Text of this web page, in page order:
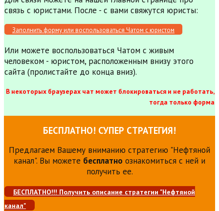
связь с юристами. После - с вами свяжутся юристы:
Заполнить форму или воспользоваться Чатом с юристом
Или можете воспользоваться Чатом с живым
человеком - юристом, расположенным внизу этого
сайта (пролистайте до конца вниз).
В некоторых браузерах чат может блокироваться и не работать,
тогда только форма
БЕСПЛАТНО! СУПЕР СТРАТЕГИЯ!
Предлагаем Вашему вниманию стратегию "Нефтяной
канал". Вы можете бесплатно ознакомиться с ней и
получить ее.
БЕСПЛАТНО!!! Получить описание стратегии "Нефтяной
канал"